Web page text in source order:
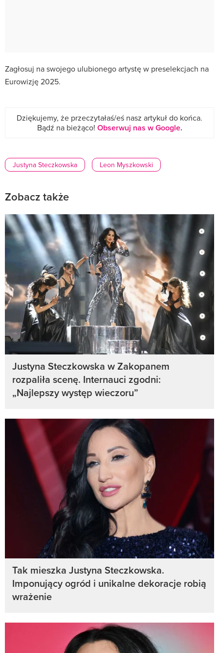
Zagłosuj na swojego ulubionego artystę w preselekcjach na
Eurowizję 2025.
Dziękujemy, że przeczytałaś/eś nasz artykuł do końca.
Bądź na bieżąco! Obserwuj nas w Google.
Justyna Steczkowska Leon Myszkowski
Zobacz także
Justyna Steczkowska w Zakopanem
rozpaliła scenę. Internauci zgodni:
„Najlepszy występ wieczoru”
Tak mieszka Justyna Steczkowska.
Imponujący ogród i unikalne dekoracje robią
wrażenie